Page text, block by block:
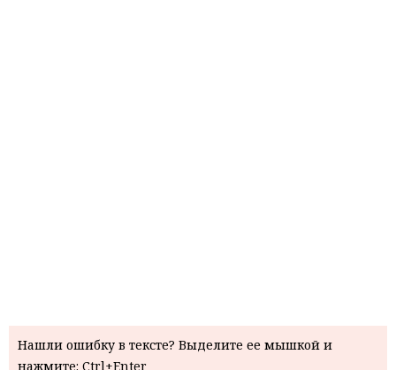
Нашли ошибку в тексте? Выделите ее мышкой и
нажмите: Ctrl+Enter